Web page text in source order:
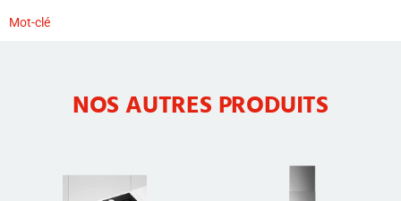
Mot-clé
NOS AUTRES PRODUITS